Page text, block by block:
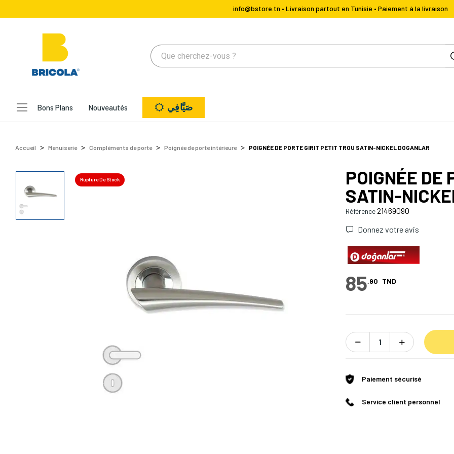
info@bstore.tn • Livraison partout en Tunisie • Paiement à la livraison
Bons Plans Nouveautés صَيَّافِي
Accueil Menuiserie Compléments de porte Poignée de porte intérieure POIGNÉE DE PORTE GIRIT PETIT TROU SATIN-NICKEL DOGANLAR
Rupture De Stock
POIGNÉE DE
SATIN-
Référence21469090
Donnez votre avis
85,90 TND
Paiement sécurisé
Service client personnel